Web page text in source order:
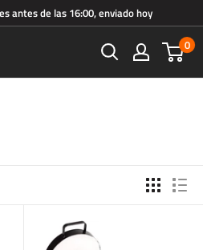
antes de las 16:00, enviado hoy
0